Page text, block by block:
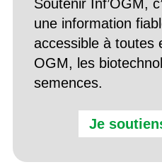
Soutenir Inf’OGM,
une information
accessible à toutes
OGM, les
semences.
Je